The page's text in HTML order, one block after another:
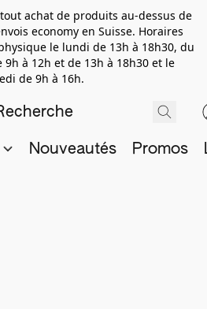
achat de produits au-dessus de
economy en Suisse. Horaires
le lundi de 13h à 18h30, du
à 12h et de 13h à 18h30 et le
de 9h à 16h.
Nouveautés Promos